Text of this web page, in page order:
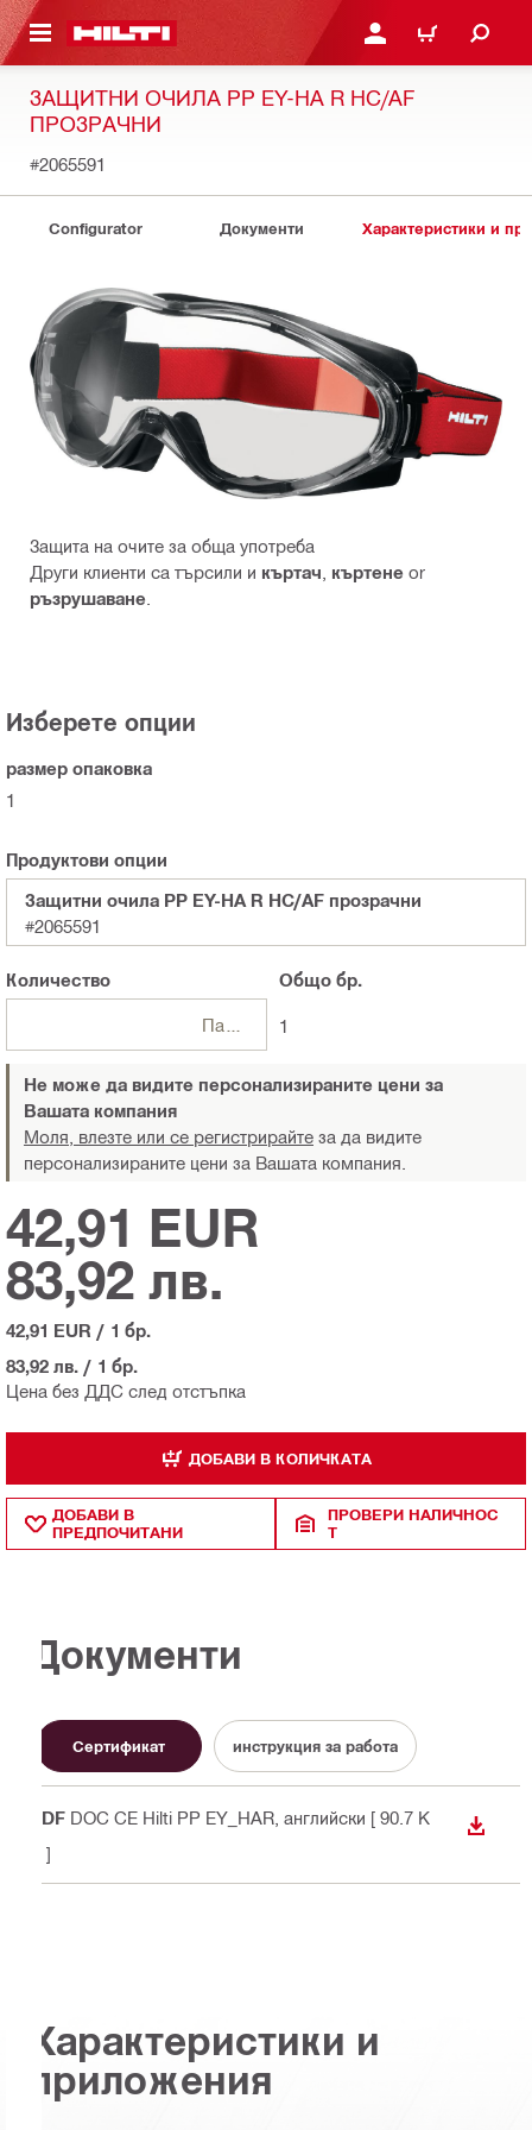
СЪДЪРЖАНИЕ ВЛЕЗ ИЛИ СЕ
КОЛИЧКА
ЗАЩИТНИ ОЧИЛА PP EY-HA R HC/AF
ПРОЗРАЧНИ
#2065591
Configurator Документи Характеристики и
Защита на очите за обща употреба
Други клиенти са търсили и къртач къртене or
ръзрушаване
Изберете опции
размер опаковка
1
Продуктови опции
Защитни очила PP EY-HA R HC/AF прозрачни
#2065591
Количество Общо бр.
1
Не може да видите персонализираните цени за
Вашата компания
Моля, влезте или се регистрирайте за да видите
персонализираните цени за Вашата компания.
Цена без ДДС след отстъпка
42,91 EUR
83,92 лв.
42,91 EUR / 1 бр.
83,92 лв. / 1 бр.
ДОБАВИ В КОЛИЧКАТА
ДОБАВИ В
ПРЕДПОЧИТАНИ
ПРОВЕРИ НАЛИЧНОС
Т
Документи
Cертификат инструкция за работа
PDF DOC CE Hilti PP EY_HAR , английски [ 90.7 K
B ]
Характеристики и
приложения